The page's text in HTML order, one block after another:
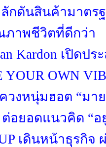
กดันสินค้ามาตร
าพชีวิตที่ดีกว่า
Kardon เปิด
OWN
ควงหนุ่มฮอต “ม
อยอดแนวคิด “อ
เดินหน้าธุรกิจ